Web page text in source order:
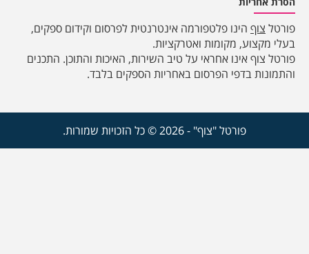
פורטל צוף הינו פלטפורמה אינטרנטית לפרסום וקידום ספקים,
בעלי מקצוע, מקומות ואטרקציות.
פורטל צוף אינו אחראי על טיב השירות, האיכות והתוכן. התכנים
והתמונות בדפי הפרסום באחריות הספקים בלבד.
פורטל "צוף" - 2026 © כל הזכויות שמורות.